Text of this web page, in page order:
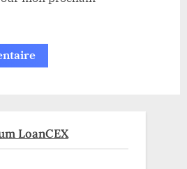
LoanCEX